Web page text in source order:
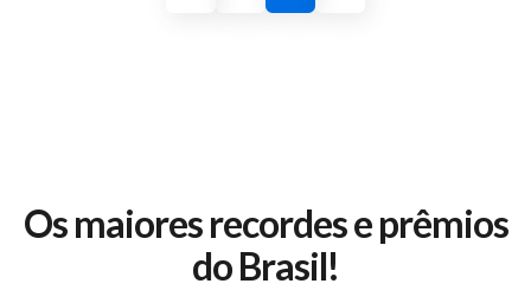
Os maiores recordes e prêmios
do Brasil!